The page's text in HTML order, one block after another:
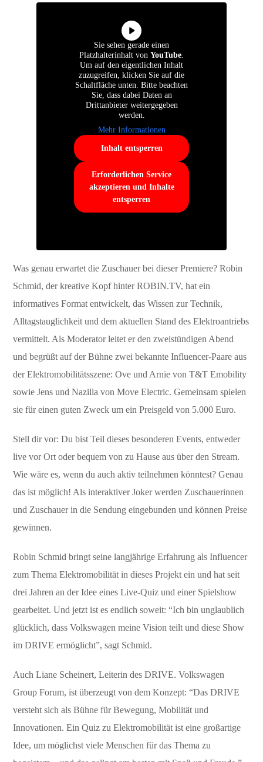
Sie sehen gerade einen
Platzhalterinhalt von YouTube.
Um auf den eigentlichen Inhalt
zuzugreifen, klicken Sie auf die
Schaltfläche unten. Bitte beachten
Sie, dass dabei Daten an
Drittanbieter weitergegeben
werden.
Mehr Informationen
Inhalt entsperren
Erforderlichen Service
akzeptieren und Inhalte
entsperren
Was genau erwartet die Zuschauer bei dieser Premiere? Robin
Schmid, der kreative Kopf hinter ROBIN.TV, hat ein
informatives Format entwickelt, das Wissen zur Technik,
Alltagstauglichkeit und dem aktuellen Stand des Elektroantriebs
vermittelt. Als Moderator leitet er den zweistündigen Abend
und begrüßt auf der Bühne zwei bekannte Influencer-Paare aus
der Elektromobilitätsszene: Ove und Arnie von T&T Emobility
sowie Jens und Nazilla von Move Electric. Gemeinsam spielen
sie für einen guten Zweck um ein Preisgeld von 5.000 Euro.
Stell dir vor: Du bist Teil dieses besonderen Events, entweder
live vor Ort oder bequem von zu Hause aus über den Stream.
Wie wäre es, wenn du auch aktiv teilnehmen könntest? Genau
das ist möglich! Als interaktiver Joker werden Zuschauerinnen
und Zuschauer in die Sendung eingebunden und können Preise
gewinnen.
Robin Schmid bringt seine langjährige Erfahrung als Influencer
zum Thema Elektromobilität in dieses Projekt ein und hat seit
drei Jahren an der Idee eines Live-Quiz und einer Spielshow
gearbeitet. Und jetzt ist es endlich soweit: “Ich bin unglaublich
glücklich, dass Volkswagen meine Vision teilt und diese Show
im DRIVE ermöglicht”, sagt Schmid.
Auch Liane Scheinert, Leiterin des DRIVE. Volkswagen
Group Forum, ist überzeugt von dem Konzept: “Das DRIVE
versteht sich als Bühne für Bewegung, Mobilität und
Innovationen. Ein Quiz zu Elektromobilität ist eine großartige
Idee, um möglichst viele Menschen für das Thema zu